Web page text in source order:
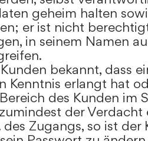
geheim halten
er ist nicht
in seinem Namen
bekannt, dass
Kenntnis erlangt hat
des Kunden im
der Verdacht
des Zugangs, so ist